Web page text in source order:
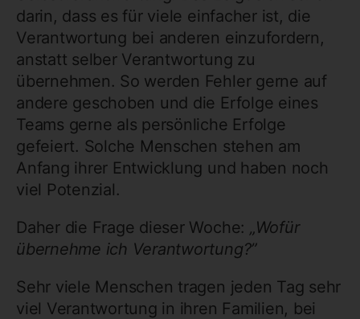
darin, dass es für viele einfacher ist, die
Verantwortung bei anderen einzufordern,
anstatt selber Verantwortung zu
übernehmen. So werden Fehler gerne auf
andere geschoben und die Erfolge eines
Teams gerne als persönliche Erfolge
gefeiert. Solche Menschen stehen am
Anfang ihrer Entwicklung und haben noch
viel Potenzial.
Daher die Frage dieser Woche: „Wofür
übernehme ich Verantwortung?”
Sehr viele Menschen tragen jeden Tag sehr
viel Verantwortung in ihren Familien, bei